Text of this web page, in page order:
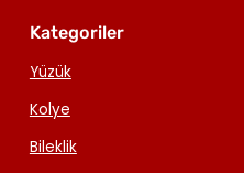
Kategoriler
Yüzük
Kolye
Bileklik